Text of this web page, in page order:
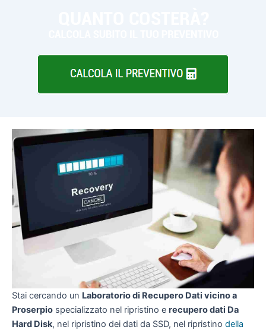
Stai cercando un Laboratorio di Recupero Dati vicino a
Proserpio specializzato nel ripristino e recupero dati Da
Hard Disk, nel ripristino dei dati da SSD, nel ripristino della